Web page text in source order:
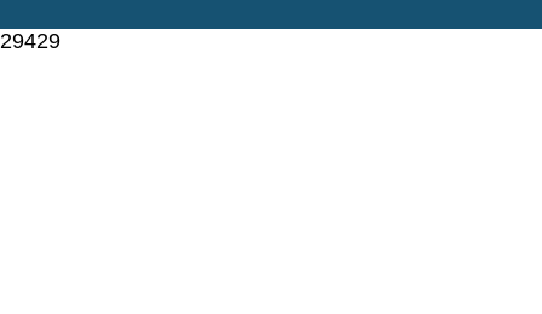
29429